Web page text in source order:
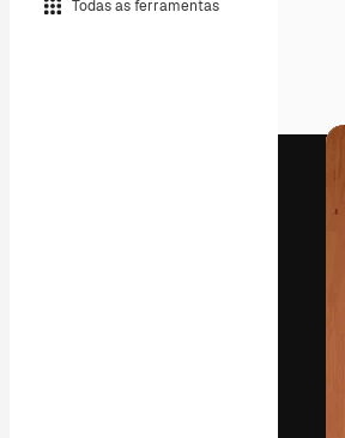
Todas as ferramentas